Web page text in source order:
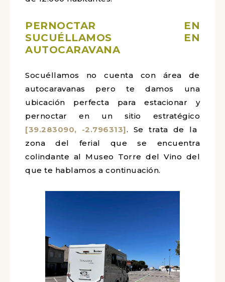
PERNOCTAR EN
SUCUÉLLAMOS EN
AUTOCARAVANA
Socuéllamos no cuenta con área de
autocaravanas pero te damos una
ubicación perfecta para estacionar y
pernoctar en un sitio estratégico
[39.283090, -2.796313]. Se trata de la
zona del ferial que se encuentra
colindante al Museo Torre del Vino del
que te hablamos a continuación.